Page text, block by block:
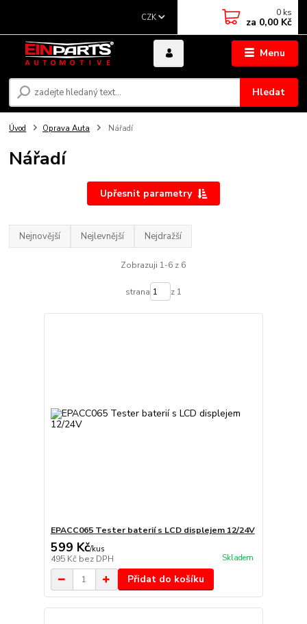
Menu
CZK
Hledat
0 ks
za 0,00 Kč
Úvod Oprava Auta Nářadí
Nářadí
Upřesnit parametry
Nejnovější Nejlevnější Nejdražší
Zobrazuji 1-6 z 6
strana z 1
EPACC065 Tester baterií s LCD displejem 12/24V
599 Kč/kus
495 Kč bez DPH Skladem
Přidat do košíku